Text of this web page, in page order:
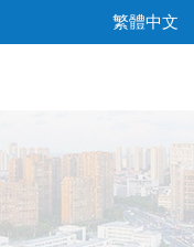
繁體中文